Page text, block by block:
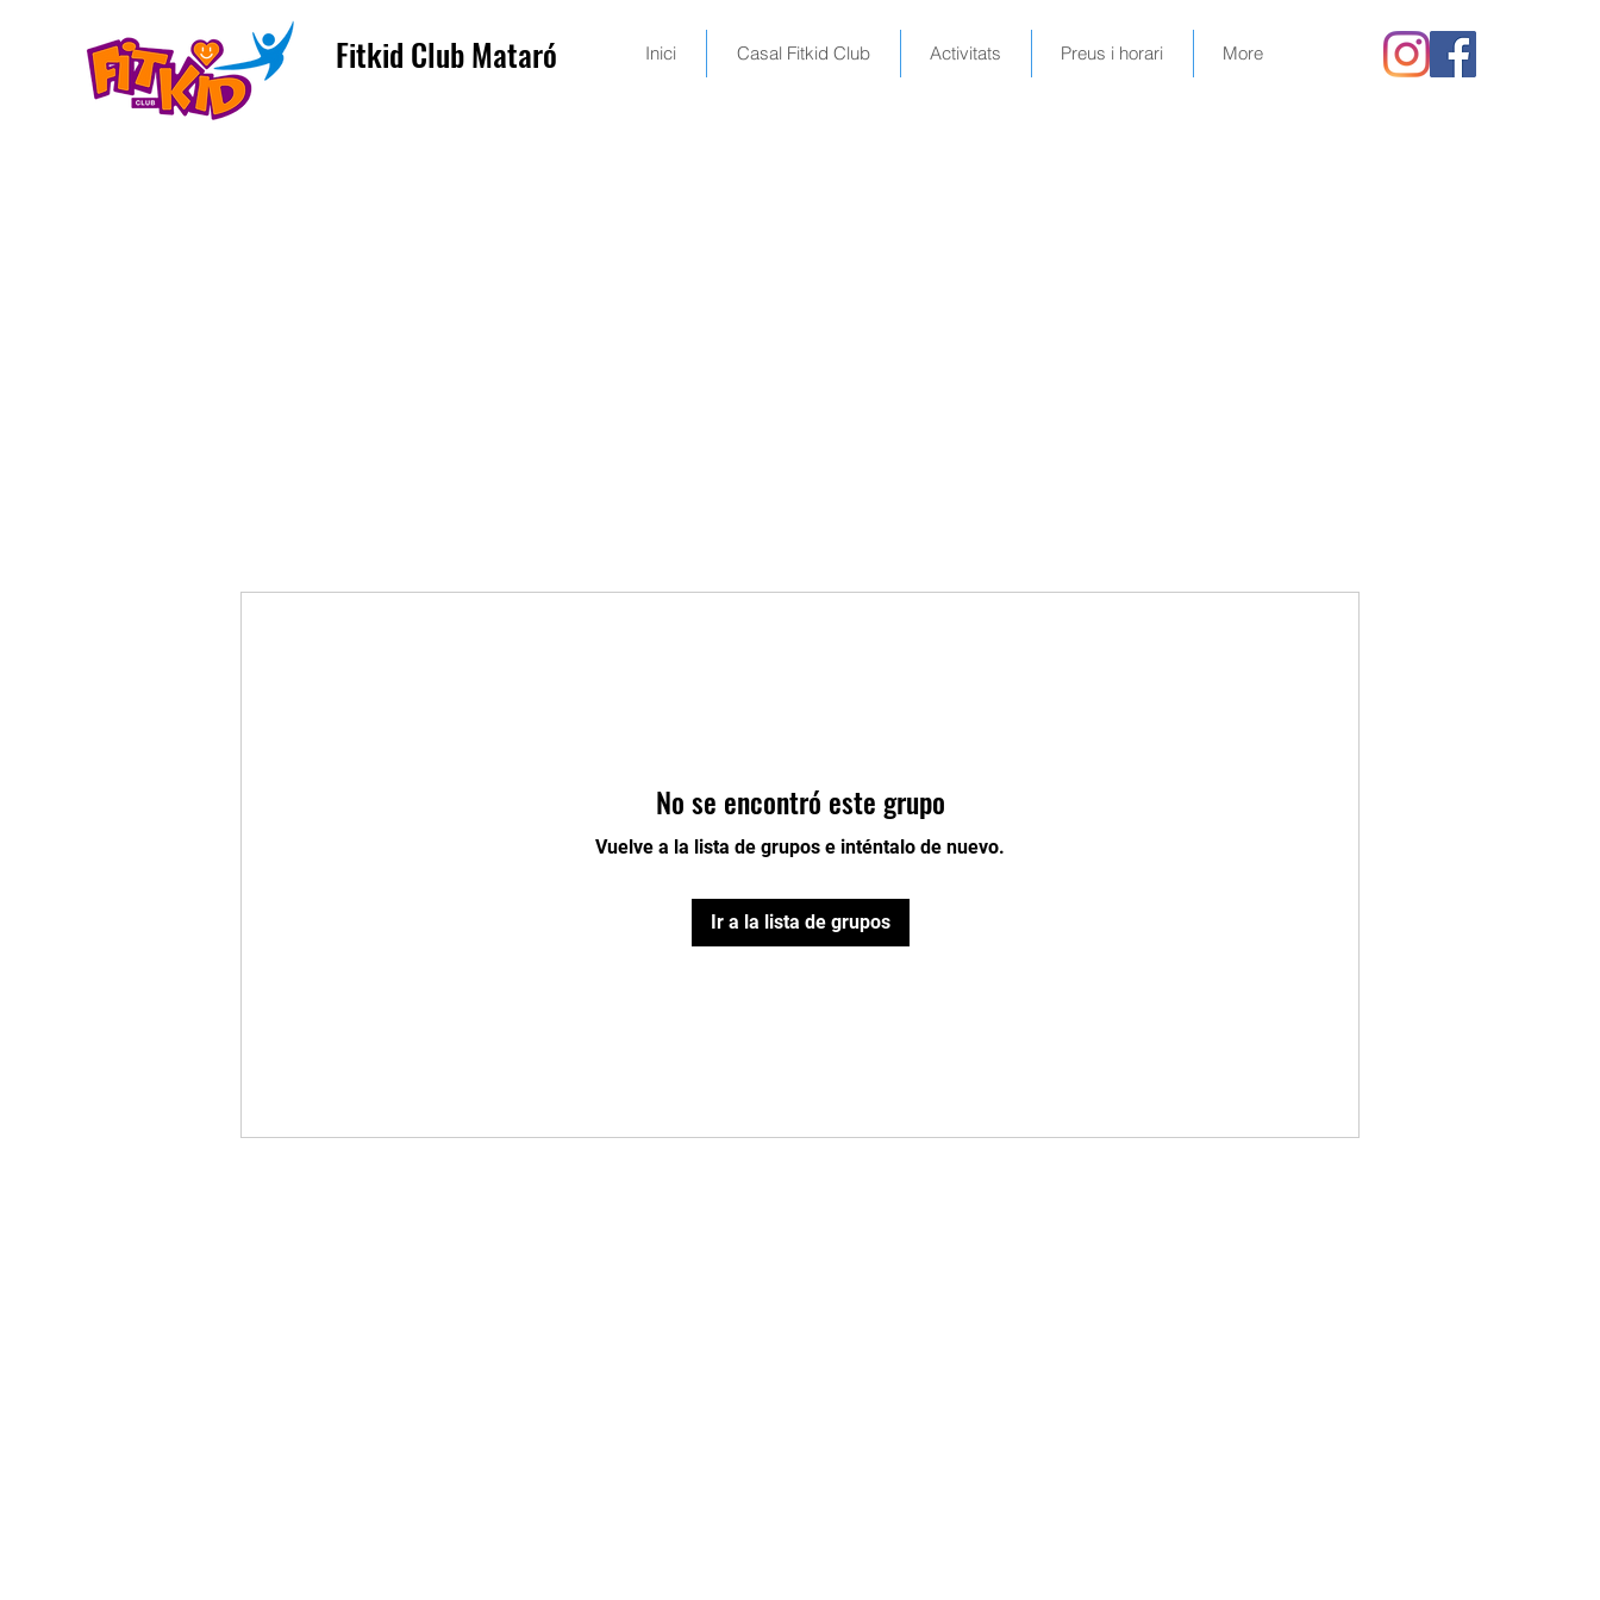
Inici Casal Fitkid Club Activitats Preus i horari More
Fitkid Club Mataró
No se encontró este grupo
Vuelve a la lista de grupos e inténtalo de nuevo.
Ir a la lista de grupos